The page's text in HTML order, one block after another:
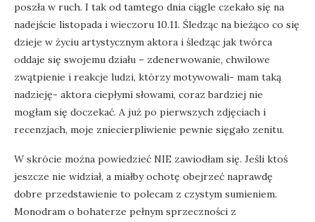
poszła w ruch. I tak od tamtego dnia ciągle czekało się na
nadejście listopada i wieczoru 10.11. Śledząc na bieżąco co się
dzieje w życiu artystycznym aktora i śledząc jak twórca
oddaje się swojemu działu – zdenerwowanie, chwilowe
zwątpienie i reakcje ludzi, którzy motywowali- mam taką
nadzieję- aktora ciepłymi słowami, coraz bardziej nie
mogłam się doczekać. A już po pierwszych zdjęciach i
recenzjach, moje zniecierpliwienie pewnie sięgało zenitu.
W skrócie można powiedzieć NIE zawiodłam się. Jeśli ktoś
jeszcze nie widział, a miałby ochotę obejrzeć naprawdę
dobre przedstawienie to polecam z czystym sumieniem.
Monodram o bohaterze pełnym sprzeczności z